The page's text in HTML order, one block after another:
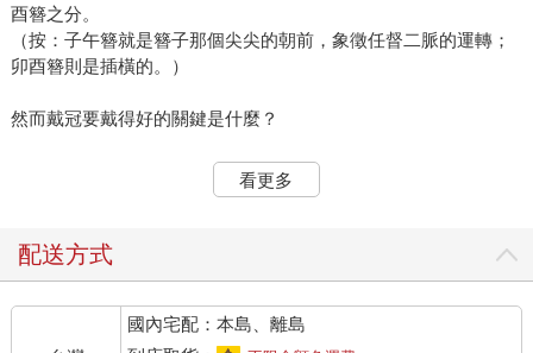
酉簪之分。
（按：子午簪就是簪子那個尖尖的朝前，象徵任督二脈的運轉；
卯酉簪則是插橫的。）
然而戴冠要戴得好的關鍵是什麼？
職地位的道冠也沒辦法牢牢固定喔，就像在齋醮科儀時，高功法
邊，阿娘喂你扶與不扶都一樣尷尬，大型科儀現場一秒就變成大
看更多
配送方式
國內宅配：本島、離島